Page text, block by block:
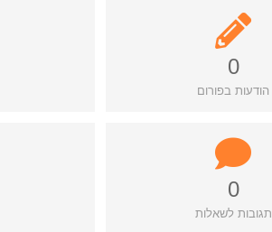
0
הודעות בפורום
0
תגובות לשאלות